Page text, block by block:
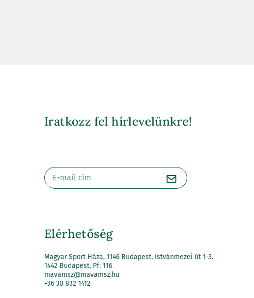
Iratkozz fel hírlevelünkre!
Elérhetőség
Magyar Sport Háza, 1146 Budapest, Istvánmezei út 1-3.
1442 Budapest, Pf: 116
mavamsz@mavamsz.hu
+36 30 832 1412